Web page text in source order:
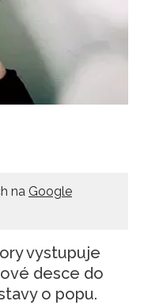
na Google
vystupuje
desce do
o popu.